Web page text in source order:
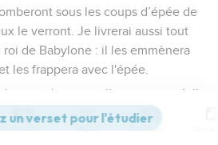
sous les coups d’épée de
le verront. Je livrerai aussi tout
de Babylone : il les emmènera
les frappera avec l'épée.
de cette ville, tout ce qu’elle
qu'elle a de précieux, tous les
je livrerai tout à leurs ennemis. Ils
Commentaires Strong